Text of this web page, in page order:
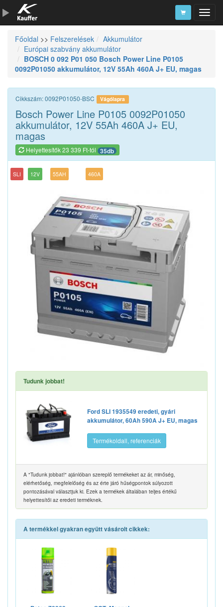
Szerszámkatalógus
Kosár
Főoldal >> Felszerelések
Akkumulátor
Európai szabvány akkumulátor
BOSCH 0 092 P01 050 Bosch Power Line P0105
0092P01050 akkumulátor, 12V 55Ah 460A J+ EU, magas
Cikkszám: 0092P01050-BSC Vágólapra
Bosch Power Line P0105 0092P01050
akkumulátor, 12V 55Ah 460A J+ EU,
magas
Helyettesítők 23 339 Ft-tól 35db
SLI 12V 55AH 460A
Tudunk jobbat!
Ford SLI 1935549 eredeti, gyári
akkumulátor, 60Ah 590A J+ EU, magas
Termékoldall, referenciák
A "Tudunk jobbat!" ajánlóban szereplő termékeket az ár, minőség,
elérhetőség, megfelelőség és az érte járó hűségpontok súlyozott
pontozásával választjuk ki. Ezek a termékek általában teljes értékű
helyettesítői az eredeti terméknek.
A termékkel gyakran együtt vásárolt cikkek: